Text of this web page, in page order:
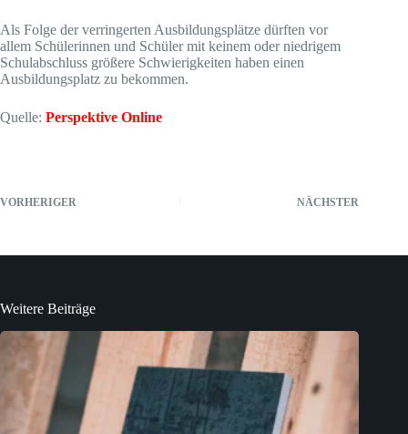
Als Folge der verringerten Ausbildungsplätze dürften vor
allem Schülerinnen und Schüler mit keinem oder niedrigem
Schulabschluss größere Schwierigkeiten haben einen
Ausbildungsplatz zu bekommen.
Quelle: Perspektive Online
VORHERIGER NÄCHSTER
Weitere Beiträge